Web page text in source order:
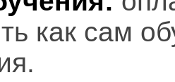
как сам